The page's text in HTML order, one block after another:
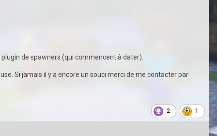
de spawners (qui commencent à dater).
Si jamais il y a encore un souci merci de me contacter par
2 1